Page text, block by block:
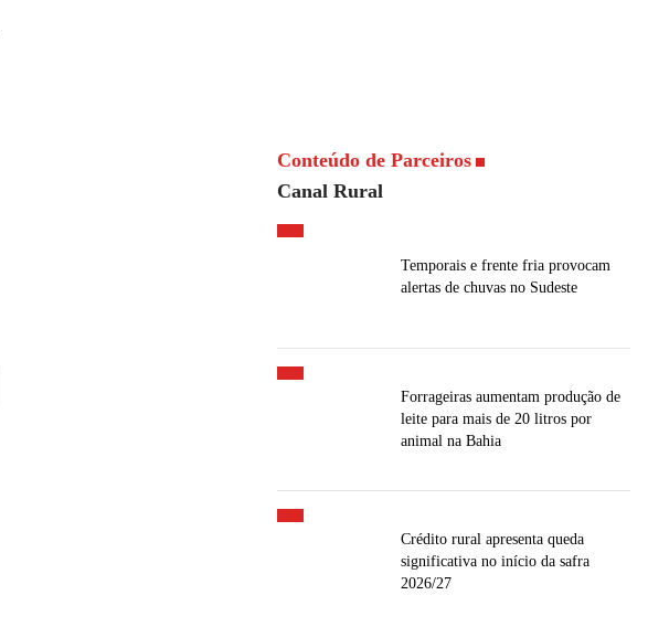
Conteúdo de Parceiros
Canal Rural
Temporais e frente fria provocam
alertas de chuvas no Sudeste
Forrageiras aumentam produção de
leite para mais de 20 litros por
animal na Bahia
Crédito rural apresenta queda
significativa no início da safra
2026/27